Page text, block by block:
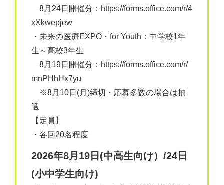
8月24日開催分：https://forms.office.com/r/4
xXkwepjew
・未来の医療EXPO・for Youth：中学校1年
生～高校3年生
8月19日開催分：https://forms.office.com/r/
mnPHhHx7yu
※8月10日(月)締切・応募多数の場合は抽
選
【定員】
・各回20名程度
2026年8月19日(中高生向け）/24日
(小中学生向け)